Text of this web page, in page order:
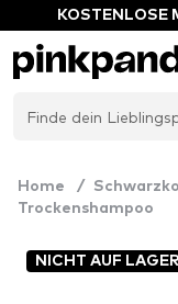
KOSTENLOSE
Home /
Trockenshampoo
NICHT AUF LAGER